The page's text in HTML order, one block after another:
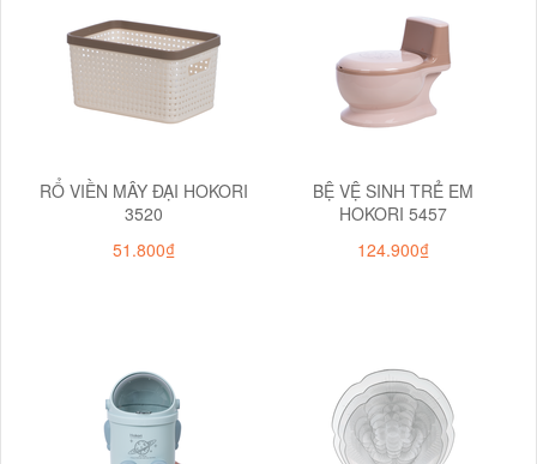
RỔ VIỀN MÂY ĐẠI HOKORI
3520
51.800₫
BỆ VỆ SINH TRẺ EM
HOKORI 5457
124.900₫